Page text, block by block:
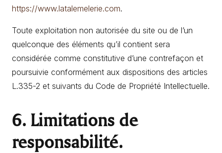
https://www.latalemelerie.com.
Toute exploitation non autorisée du site ou de l’un
quelconque des éléments qu’il contient sera
considérée comme constitutive d’une contrefaçon et
poursuivie conformément aux dispositions des articles
L.335-2 et suivants du Code de Propriété Intellectuelle.
6. Limitations de
responsabilité.